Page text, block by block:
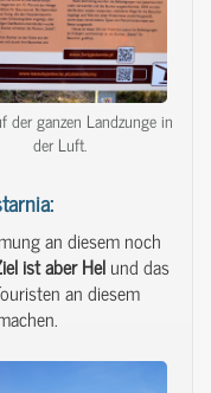
der ganzen Landzunge in
der Luft.
an diesem noch
istaberHelund das
an diesem